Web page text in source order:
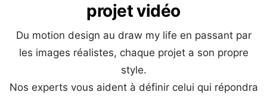
projet vidéo
Du motion design au draw my life en passant par
les images réalistes, chaque projet a son propre
style.
Nos experts vous aident à définir celui qui répondra